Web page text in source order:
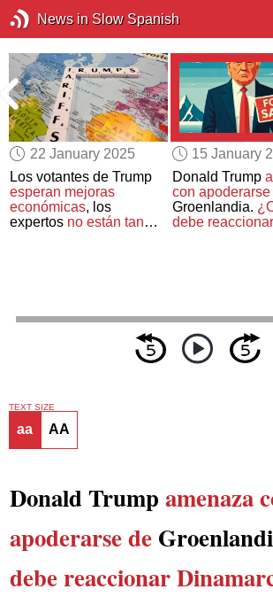
News in Slow Spanish
22 January 2025
Los votantes de Trump
esperan mejoras
económicas, los
expertos no están tan
15 January
Donald Trump
con apoderarse
Groenlandia.
debe reaccionar
TEXT SIZE
aa AA
Donald Trump amenaza
apoderarse de
debe reaccionar